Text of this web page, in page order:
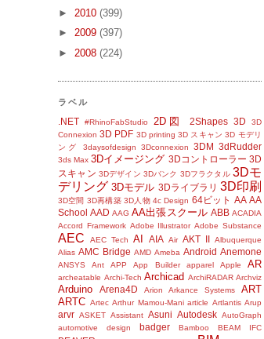
► 2010 (399)
► 2009 (397)
► 2008 (224)
ラベル
.NET #RhinoFabStudio 2D図 2Shapes 3D
3D
Connexion 3D PDF 3D printing 3D スキャン 3D モデリ
ング
3daysofdesign 3Dconnexion 3DM 3dRudder
3ds Max 3Dイメージング 3Dコントローラー 3D
スキャン 3Dデザイン 3Dバンク 3Dフラクタル 3Dモ
デリング 3Dモデル 3Dライブラリ 3D印刷
3D空間 3D再構築 3D人物 4c Design 64ビット AA AA
School AAD AAG AA出張スクール ABB ACADIA
Accord Framework Adobe Illustrator Adobe Substance
AEC AEC Tech AI AIA Air AKT II Albuquerque
Alias AMC Bridge AMD Ameba Android Anemone
ANSYS Ant APP App Builder apparel Apple AR
archeatable Archi-Tech Archicad ArchiRADAR Archviz
Arduino Arena4D Arion Arkance Systems
ART
ARTC Artec Arthur Mamou-Mani article Artlantis Arup
arvr ASKET Assistant Asuni Autodesk AutoGraph
automotive design
badger Bamboo BEAM IFC